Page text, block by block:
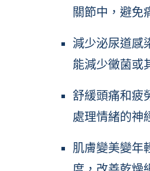
關節中，避免
減少泌尿道感
能減少黴菌或
舒緩頭痛和疲
處理情緒的神
肌膚變美變年